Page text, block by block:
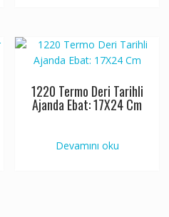
1220 Termo Deri Tarihli
Ajanda Ebat: 17X24 Cm
Devamını oku